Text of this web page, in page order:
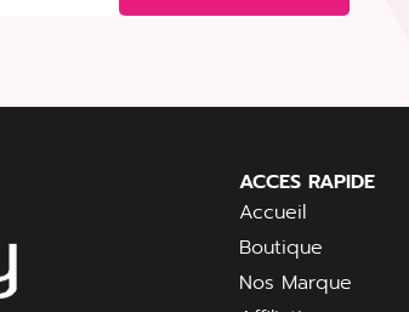
ACCES RAPIDE
Accueil
Boutique
Nos Marque